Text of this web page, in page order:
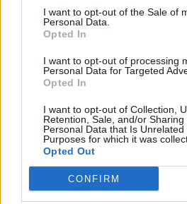
I want to opt-out of the Sale of
Personal Data.
Opted In
I want to opt-out of processing
Personal Data for Targeted
Opted In
I want to opt-out of Collection,
Retention, Sale, and/or Sharing
Personal Data that Is Unrelated
Purposes for which it was
Opted Out
CONFIRM
Nufilmavo, kaip patvino Vilniaus
vaizdas pribloškia
dvi moteris
Žinios | Lietuvos diena